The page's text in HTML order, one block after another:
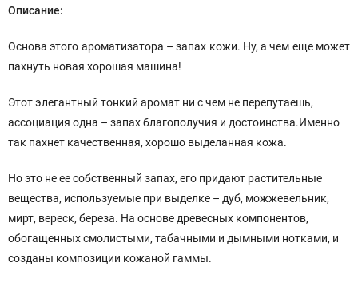
Описание:
Основа этого ароматизатора – запах кожи. Ну, а чем еще может
пахнуть новая хорошая машина!
Этот элегантный тонкий аромат ни с чем не перепутаешь,
ассоциация одна – запах благополучия и достоинства.Именно
так пахнет качественная, хорошо выделанная кожа.
Но это не ее собственный запах, его придают растительные
вещества, используемые при выделке – дуб, можжевельник,
мирт, вереск, береза. На основе древесных компонентов,
обогащенных смолистыми, табачными и дымными нотками, и
созданы композиции кожаной гаммы.